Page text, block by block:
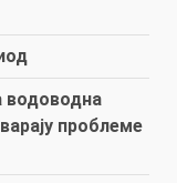
водоводна
проблеме